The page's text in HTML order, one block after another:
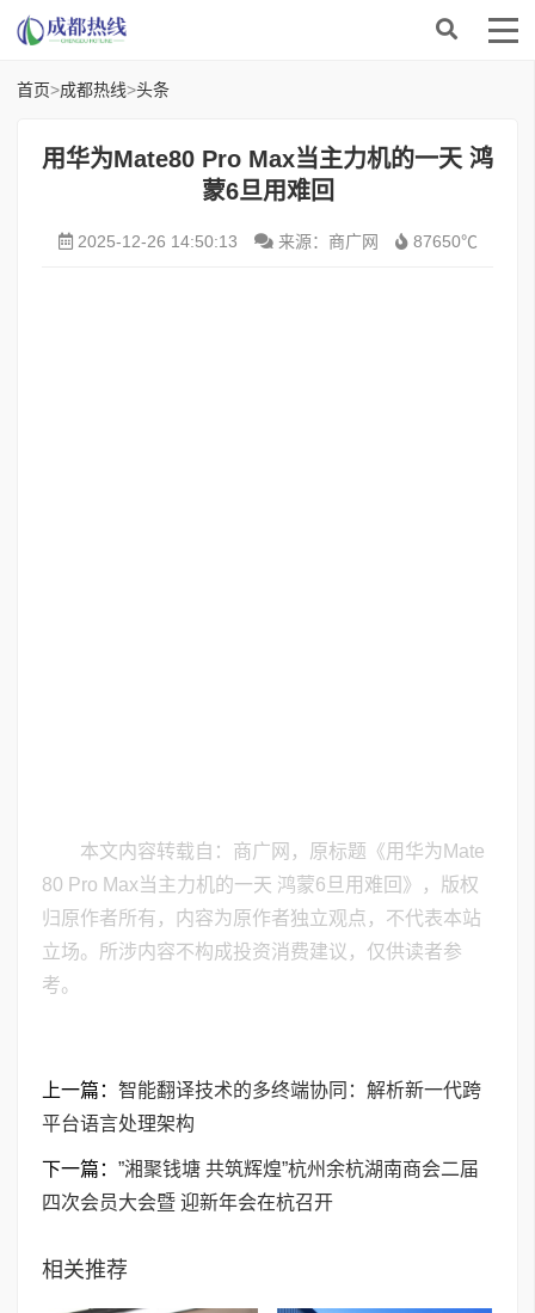
首页>成都热线>头条
用华为Mate80 Pro Max当主力机的一天 鸿
蒙6旦用难回
2025-12-26 14:50:13 来源：商广网 87650℃
本文内容转载自：商广网，原标题《用华为Mate
80 Pro Max当主力机的一天 鸿蒙6旦用难回》，版权
归原作者所有，内容为原作者独立观点，不代表本站
立场。所涉内容不构成投资消费建议，仅供读者参
考。
上一篇： 智能翻译技术的多终端协同：解析新一代跨
平台语言处理架构
下一篇： ”湘聚钱塘 共筑辉煌”杭州余杭湖南商会二届
四次会员大会暨 迎新年会在杭召开
相关推荐